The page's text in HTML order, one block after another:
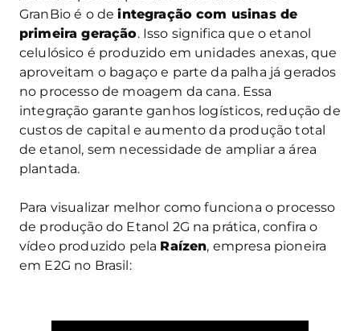
GranBio é o deintegração com usinas de
primeira geração. Isso significa que o etanol
celulósico é produzido em unidades anexas, que
aproveitam o bagaço e parte da palha já gerados
no processo de moagem da cana. Essa
integração garante ganhos logísticos, redução de
custos de capital e aumento da produção total
de etanol, sem necessidade de ampliar a área
plantada.
Para visualizar melhor como funciona o processo
de produção do Etanol 2G na prática, confira o
vídeo produzido pela Raízen, empresa pioneira
em E2G no Brasil: